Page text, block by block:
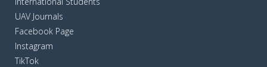
UAV Journals
Facebook Page
Instagram
TikTok